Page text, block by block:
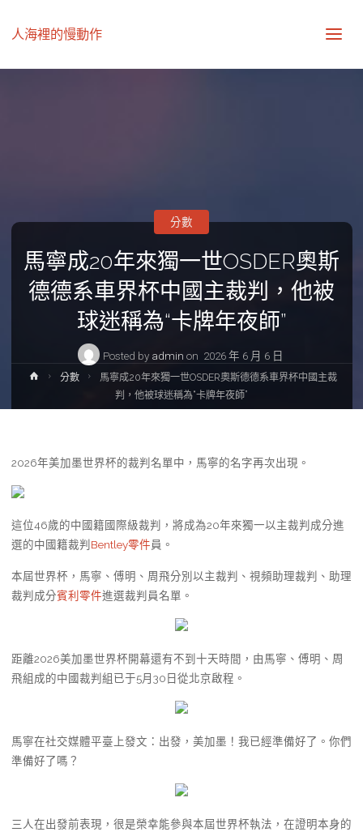
人海裡的慢動作
馬寧成20年來獨一世OSDER奧斯
德德系車界杯中國主裁判，他被
球迷稱為“卡牌年夜師”
Posted by admin on 2026 年 6 月 6 日
分數
Home分數
馬寧成20年來獨一世OSDER奧斯德德系車界杯中國主裁
判，他被球迷稱為“卡牌年夜師”
2026年美加墨世界杯的裁判名單中，馬寧的名字再次出現。
這位46歲的中國籍國際級裁判，將成為20年來獨一以主裁判成分進
選的中國籍裁判Bentley零件員。
本屆世界杯，馬寧、傅明、周飛分別以主裁判、視頻助理裁判、助理
裁判成分賓利零件進選裁判員名單。
距離2026美加墨世界杯開幕還有不到十天時間，由馬寧、傅明、周
飛組成的中國裁判組已于5月30日從北京啟程。
馬寧在社交媒體平臺上發文：出發，美加墨！我已經準備好了。你們
準備好了嗎？
三人在出發前表現，很是榮幸能參與本屆世界杯執法，在證明本身的